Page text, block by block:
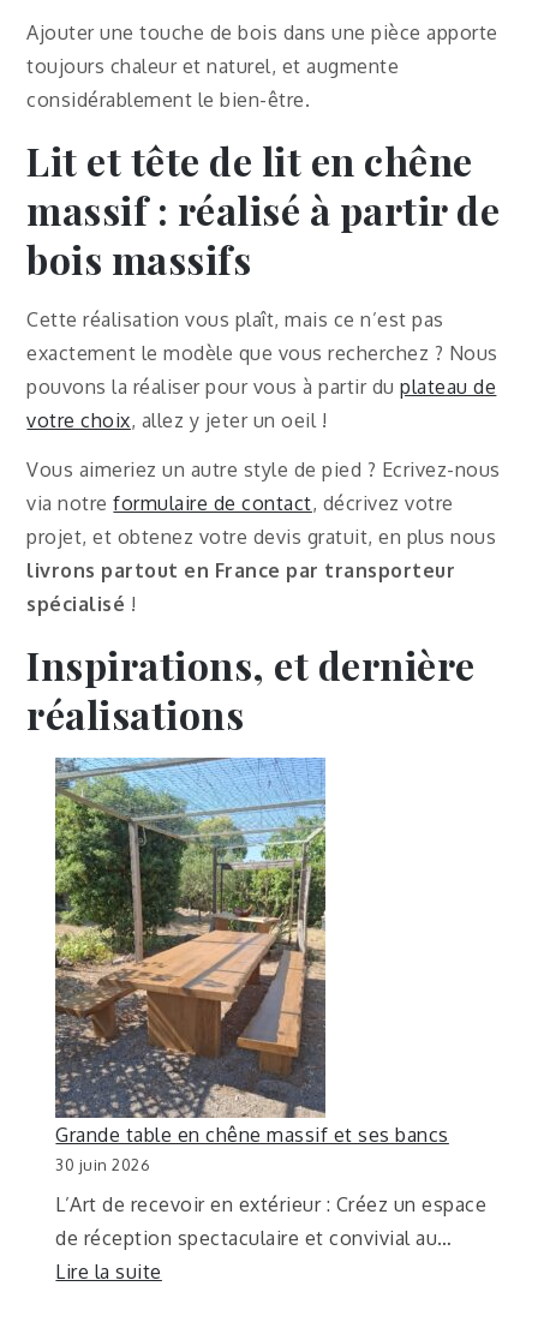
Ajouter une touche de bois dans une pièce apporte
toujours chaleur et naturel, et augmente
considérablement le bien-être.
Lit et tête de lit en chêne
massif : réalisé à partir de
bois massifs
Cette réalisation vous plaît, mais ce n’est pas
exactement le modèle que vous recherchez ? Nous
pouvons la réaliser pour vous à partir duplateau de
votre choix, allez y jeter un oeil !
Vous aimeriez un autre style de pied ? Ecrivez-nous
via notreformulaire de contact, décrivez votre
projet, et obtenez votre devis gratuit, en plus nous
livrons partout en France par transporteur
spécialisé !
Inspirations, et dernière
réalisations
Grande table en chêne massif et ses bancs
30 juin 2026
L’Art de recevoir en extérieur : Créez un espace
de réception spectaculaire et convivial au…
Lire la suite